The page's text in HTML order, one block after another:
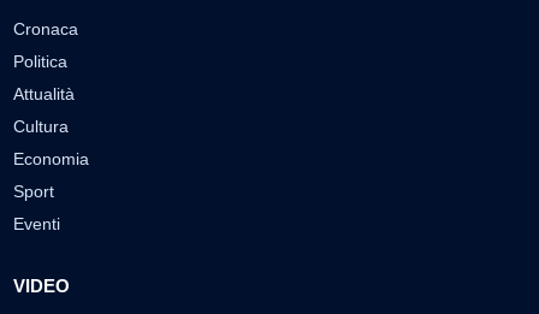
Cronaca
Politica
Attualità
Cultura
Economia
Sport
Eventi
VIDEO